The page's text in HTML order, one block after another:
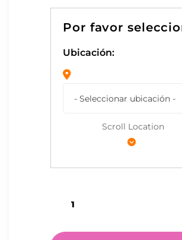
Ubicación:
Scroll Location